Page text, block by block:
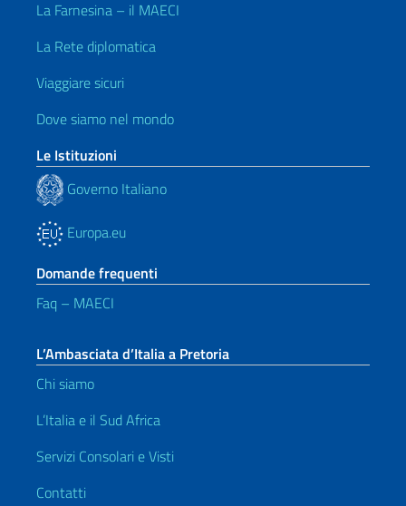
La Farnesina – il MAECI
La Rete diplomatica
Viaggiare sicuri
Dove siamo nel mondo
Le Istituzioni
Governo Italiano
Europa.eu
Domande frequenti
Faq – MAECI
L’Ambasciata d’Italia a Pretoria
Chi siamo
L’Italia e il Sud Africa
Servizi Consolari e Visti
Contatti